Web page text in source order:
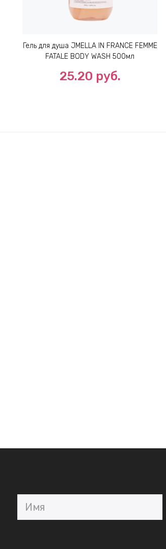
Гель для душа JMELLA IN FRANCE FEMME
FATALE BODY WASH 500мл
25.20 руб.